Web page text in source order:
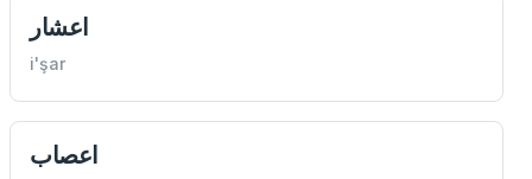
اعشار
i'şar
اعصاب